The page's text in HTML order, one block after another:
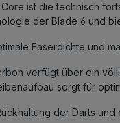
ist die technisch
der Blade 6 und
Faserdichte und
verfügt über ein
sorgt für
der Darts